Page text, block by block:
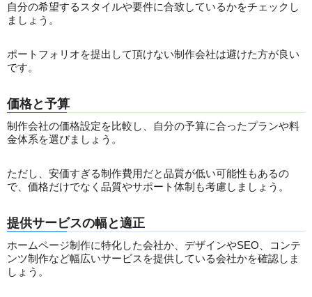
自分の希望するスタイルや要件に合致しているかをチェックし
ましょう。
ポートフォリオを提出して頂けない制作会社は避けた方が良い
です。
価格と予算
制作会社の価格設定を比較し、自分の予算に合ったプランや料
金体系を選びましょう。
ただし、安価すぎる制作費用だと品質が低い可能性もあるの
で、価格だけでなく品質やサポート体制も考慮しましょう。
提供サービスの幅と適正
ホームページ制作に特化した会社か、デザインやSEO、コンテ
ンツ制作など幅広いサービスを提供している会社かを確認しま
しょう。